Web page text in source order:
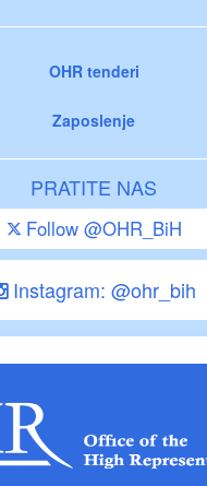
OHR tenderi
Zaposlenje
PRATITE NAS
Follow @OHR_BiH
Instagram: @ohr_bih